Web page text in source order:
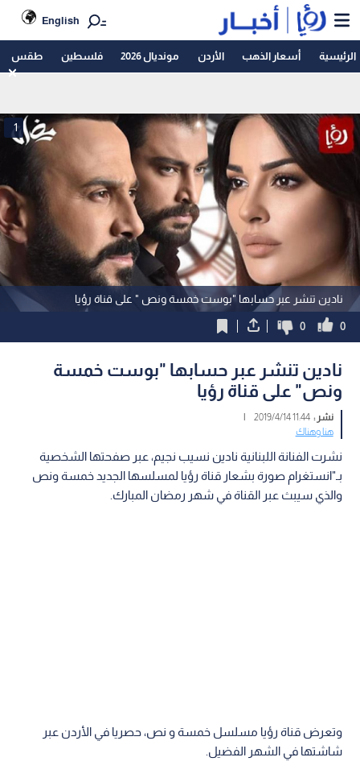
English
الرئيسية أسعار الذهب الأردن مونديال 2026 فلسطين طقس
نادين تنشر عبر حسابها "بوست خمسة ونص " على قناة رؤيا
1
0
0
نادين تنشر عبر حسابها "بوست خمسة
ونص" على قناة رؤيا
نشر :11:44 2019/4/14
|
هنا وهناك
نشرت الفنانة اللبنانية نادين نسيب نجيم، عبر صفحتها الشخصية
بـ"انستغرام صورة بشعار قناة رؤيا لمسلسها الجديد خمسة ونص
والذي سيبث عبر القناة في شهر رمضان المبارك.
وتعرض قناة رؤيا مسلسل خمسة و نص، حصريا في الأردن عبر
شاشتها في الشهر الفضيل.